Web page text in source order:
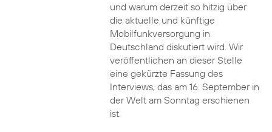
und warum derzeit so hitzig über
die aktuelle und künftige
Mobilfunkversorgung in
Deutschland diskutiert wird. Wir
veröffentlichen an dieser Stelle
eine gekürzte Fassung des
Interviews, das am 16. September in
der Welt am Sonntag erschienen
ist.